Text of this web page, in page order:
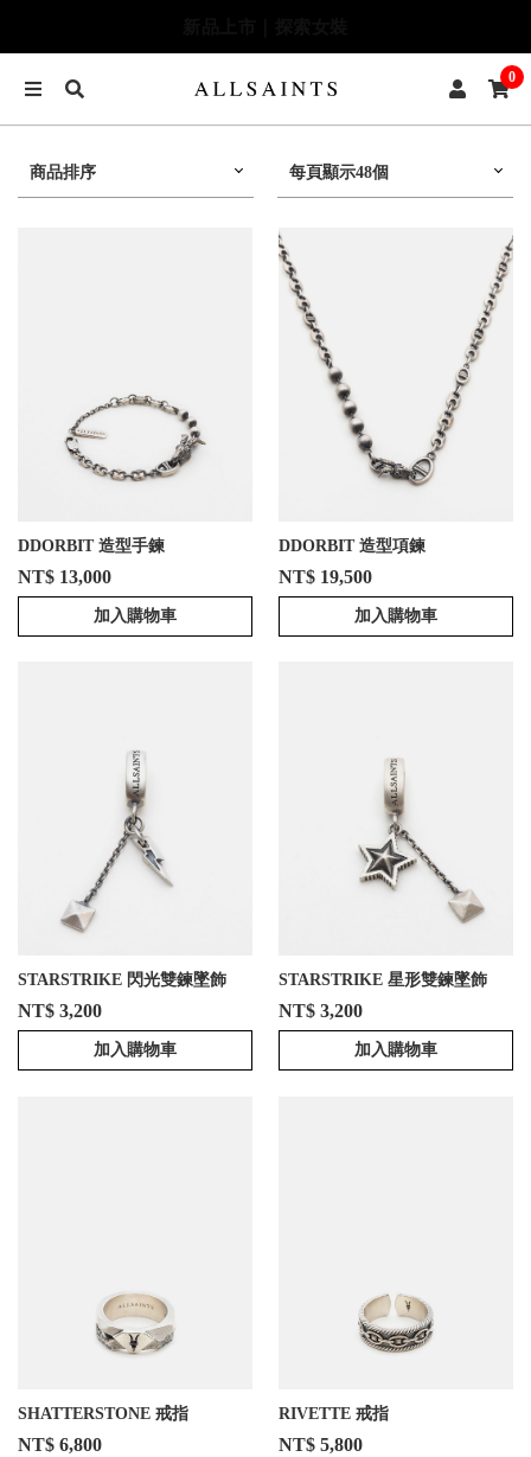
0
商品排序 每頁顯示48個
DDORBIT 造型手鍊
NT$ 13,000
加入購物車
DDORBIT 造型項鍊
NT$ 19,500
加入購物車
STARSTRIKE 閃光雙鍊墜飾
NT$ 3,200
加入購物車
STARSTRIKE 星形雙鍊墜飾
NT$ 3,200
加入購物車
SHATTERSTONE 戒指
NT$ 6,800
RIVETTE 戒指
NT$ 5,800